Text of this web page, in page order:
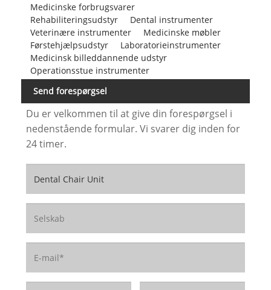
Medicinske forbrugsvarer
Rehabiliteringsudstyr
Dental instrumenter
Veterinære instrumenter
Medicinske møbler
Førstehjælpsudstyr
Laboratorieinstrumenter
Medicinsk billeddannende udstyr
Operationsstue instrumenter
Send forespørgsel
Du er velkommen til at give din forespørgsel i
nedenstående formular. Vi svarer dig inden for
24 timer.